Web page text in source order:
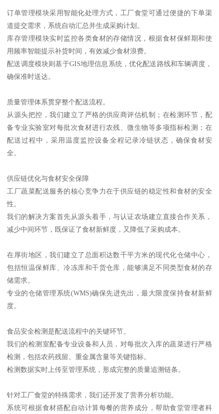
订单管理模块采用智能化处理方式，工厂食堂可通过便捷的下单渠
道提交需求，系统自动汇总并生成采购计划。
库存管理模块实时监控各类食材的存储情况，根据食材保鲜期和使
用频率智能提示补货时间，有效减少食材浪费。
配送调度模块则基于GIS地理信息系统，优化配送路线和车辆调度，
确保准时送达。
质量管理体系贯穿整个配送流程。
从源头把控，我们建立了严格的供应商评估机制；在检测环节，配
备专业实验室对每批次食材进行农残、微生物等多项指标检测；在
配送过程中，采用温度监控设备全程记录冷链状态，确保食材安
全。
供应链优化与食材安全保障
工厂蔬菜配送服务的核心竞争力在于供应链的稳定性和食材的安全
性。
我们的解决方案首先从源头着手，与认证农场建立直接合作关系，
减少中间环节，既保证了食材新鲜度，又降低了采购成本。
在厚街地区，我们建立了总面积达数千平方米的现代化仓储中心，
包括恒温保鲜库、冷冻库和干货仓库，能够满足不同类型食材的存
储需求。
专业的仓储管理系统(WMS)确保先进先出，最大限度保持食材新鲜
度。
食品安全检测是配送流程中的关键环节。
我们的检测室配备专业设备和人员，对每批次入库的蔬菜进行严格
检测，包括农药残留、重金属含量等关键指标。
检测数据实时上传至管理系统，形成完整的质量追溯链条。
针对工厂食堂的特殊需求，我们还开发了营养分析功能。
系统可根据食材搭配自动计算每餐的营养成分，帮助食堂管理者科